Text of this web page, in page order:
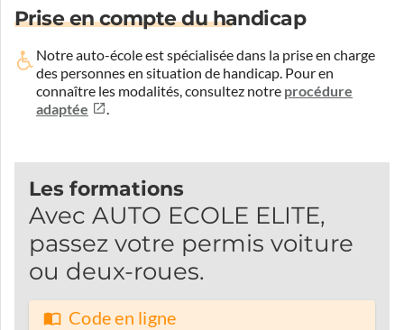
Prise en compte du handicap
Notre auto-école est spécialisée dans la prise en charge
des personnes en situation de handicap. Pour en
connaître les modalités, consultez notre procédure
adaptée
Les formations
Avec AUTO ECOLE ELITE,
passez votre permis voiture
ou deux-roues.
Code en ligne